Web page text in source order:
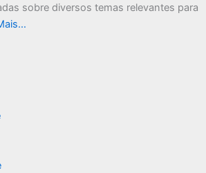
sobre diversos temas relevantes para